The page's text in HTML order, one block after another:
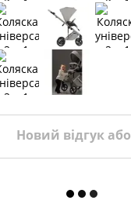
Новий відгук